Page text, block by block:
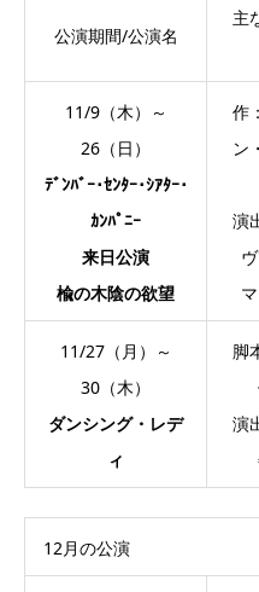
公演期間/公演名
主
11/9（木）～
26（日）
ﾃﾞﾝﾊﾞｰ･ｾﾝﾀｰ･ｼｱﾀｰ･
ｶﾝﾊﾟﾆｰ
来日公演
楡の木陰の欲望
作
ン
演
11/27（月）～
30（木）
ダンシング・レデ
ィ
脚
演
12月の公演